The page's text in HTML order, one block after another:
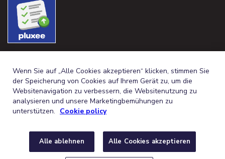
GERMAN (BELGIUM)
FRFRANÇAIS (BELGIQUE)
Wenn Sie auf „Alle Cookies akzeptieren“ klicken, stimmen Sie
der Speicherung von Cookies auf Ihrem Gerät zu, um die
Websitenavigation zu verbessern, die Websitenutzung zu
analysieren und unsere Marketingbemühungen zu
unterstützen. Cookie policy
Alle ablehnen Alle Cookies akzeptieren